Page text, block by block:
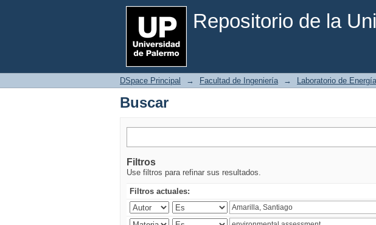
Repositorio de la
Buscar
DSpace Principal → Facultad de Ingeniería → Laboratorio de
Buscar
Filtros
Use filtros para refinar sus resultados.
Filtros actuales: